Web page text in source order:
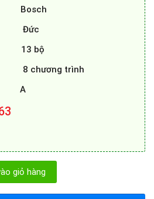
23.000.000₫.
Bosch
Đức
13 bộ
8 chương trình
A
số lượng
giỏ hàng